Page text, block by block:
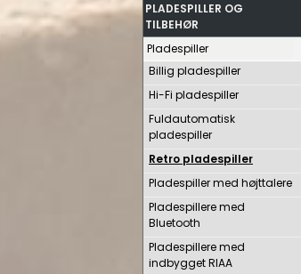
PLADESPILLER OG
TILBEHØR
Pladespiller
Billig pladespiller
Hi-Fi pladespiller
Fuldautomatisk
pladespiller
Retro pladespiller
Pladespiller med højttalere
Pladespillere med
Bluetooth
Pladespillere med
indbygget RIAA